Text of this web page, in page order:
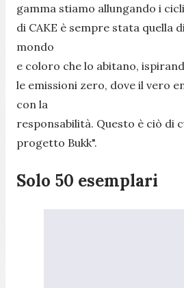
gamma stiamo allungando i
di CAKE è sempre stata quella
mondo
e coloro che lo abitano,
le emissioni zero, dove il vero
con la
responsabilità. Questo è ciò di
progetto Bukk".
Solo 50 esemplari